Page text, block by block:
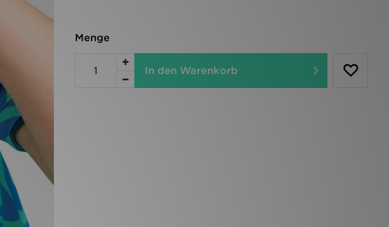
Menge
In den Warenkorb